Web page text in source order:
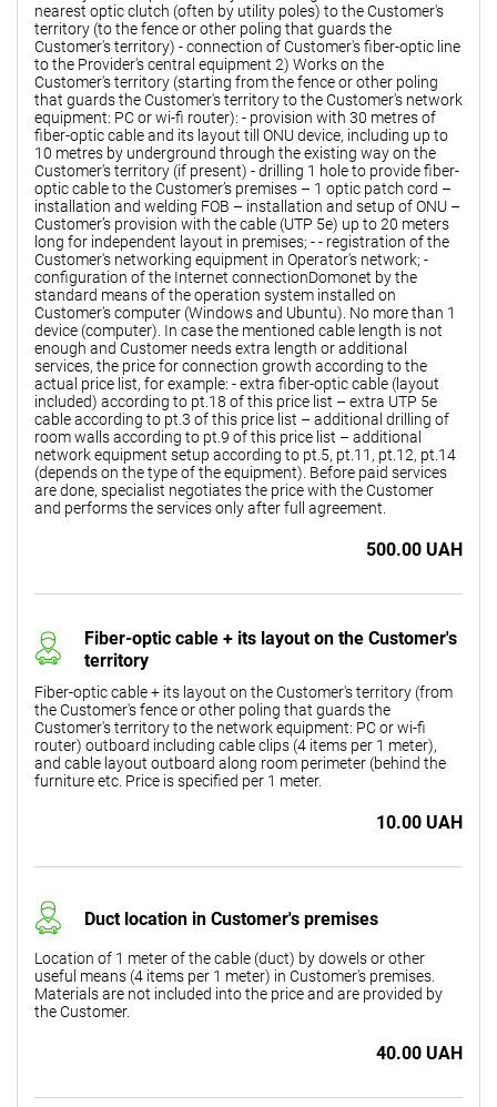
nearest optic clutch (often by utility poles) to the Customer's
territory (to the fence or other poling that guards the
Customer's territory) - connection of Customer's fiber-optic line
to the Provider's central equipment 2) Works on the
Customer's territory (starting from the fence or other poling
that guards the Customer's territory to the Customer's network
equipment: PC or wi-fi router): - provision with 30 metres of
fiber-optic cable and its layout till ONU device, including up to
10 metres by underground through the existing way on the
Customer's territory (if present) - drilling 1 hole to provide fiber-
optic cable to the Customer’s premises – 1 optic patch cord –
installation and welding FOB – installation and setup of ONU –
Customer’s provision with the cable (UTP 5e) up to 20 meters
long for independent layout in premises; - - registration of the
Customer's networking equipment in Operator's network; -
configuration of the Internet connectionDomonet by the
standard means of the operation system installed on
Customer's computer (Windows and Ubuntu). No more than 1
device (computer). In case the mentioned cable length is not
enough and Customer needs extra length or additional
services, the price for connection growth according to the
actual price list, for example: - extra fiber-optic cable (layout
included) according to pt.18 of this price list – extra UTP 5e
cable according to pt.3 of this price list – additional drilling of
room walls according to pt.9 of this price list – additional
network equipment setup according to pt.5, pt.11, pt.12, pt.14
(depends on the type of the equipment). Before paid services
are done, specialist negotiates the price with the Customer
and performs the services only after full agreement.
500.00 UAH
Fiber-optic cable + its layout on the Customer's
territory
Fiber-optic cable + its layout on the Customer's territory (from
the Customer's fence or other poling that guards the
Customer's territory to the network equipment: PC or wi-fi
router) outboard including cable clips (4 items per 1 meter),
and cable layout outboard along room perimeter (behind the
furniture etc. Price is specified per 1 meter.
10.00 UAH
Duct location in Customer's premises
Location of 1 meter of the cable (duct) by dowels or other
useful means (4 items per 1 meter) in Customer's premises.
Materials are not included into the price and are provided by
the Customer.
40.00 UAH